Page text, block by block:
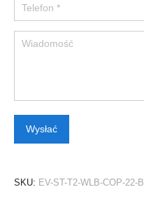
SKU: EV-ST-T2-WLB-COP-22-B